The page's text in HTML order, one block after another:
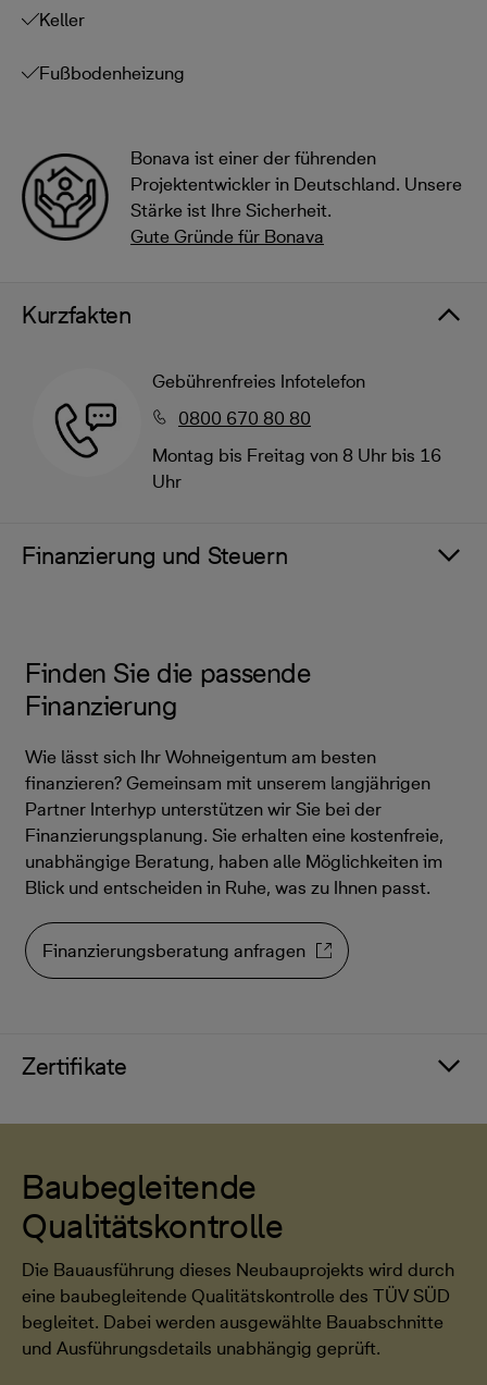
Keller
Fußbodenheizung
Bonava ist einer der führenden
Projektentwickler in Deutschland. Unsere
Stärke ist Ihre Sicherheit.
Gute Gründe für Bonava
Kurzfakten
Gebührenfreies Infotelefon
0800 670 80 80
Montag bis Freitag von 8 Uhr bis 16
Uhr
Finanzierung und Steuern
Finden Sie die passende
Finanzierung
Wie lässt sich Ihr Wohneigentum am besten
finanzieren? Gemeinsam mit unserem langjährigen
Partner Interhyp unterstützen wir Sie bei der
Finanzierungsplanung. Sie erhalten eine kostenfreie,
unabhängige Beratung, haben alle Möglichkeiten im
Blick und entscheiden in Ruhe, was zu Ihnen passt.
Finanzierungsberatung anfragen
Zertifikate
Baubegleitende
Qualitätskontrolle
Die Bauausführung dieses Neubauprojekts wird durch
eine baubegleitende Qualitätskontrolle des TÜV SÜD
begleitet. Dabei werden ausgewählte Bauabschnitte
und Ausführungsdetails unabhängig geprüft.